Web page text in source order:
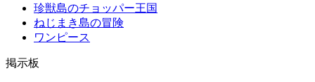
珍獣島のチョッパー王国
ねじまき島の冒険
ワンピース
掲示板